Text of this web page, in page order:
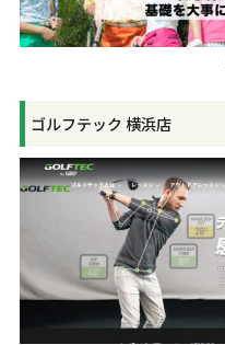
ゴルフテック 横浜店